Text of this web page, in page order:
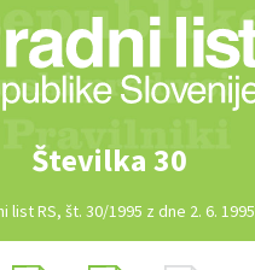
Številka 30
list RS, št. 30/1995 z dne 2. 6. 1995